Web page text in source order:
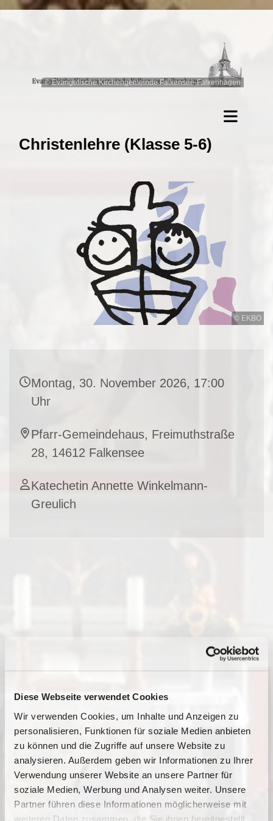
Diese Webseite verwendet Cookies
Wir verwenden Cookies, um Inhalte und Anzeigen zu
personalisieren, Funktionen für soziale Medien anbieten
zu können und die Zugriffe auf unsere Website zu
analysieren. Außerdem geben wir Informationen zu Ihrer
Verwendung unserer Website an unsere Partner für
soziale Medien, Werbung und Analysen weiter. Unsere
Partner führen diese Informationen möglicherweise mit
weiteren Daten zusammen, die Sie ihnen bereitgestellt
© Evangelische Kirchengemeinde Falkensee-Falkenhagen
Christenlehre (Klasse 5-6)
© EKBO
Montag, 30. November 2026, 17:00
Uhr
Pfarr-Gemeindehaus, Freimuthstraße
28, 14612 Falkensee
Katechetin Annette Winkelmann-
Greulich
Dies könnte Sie auch